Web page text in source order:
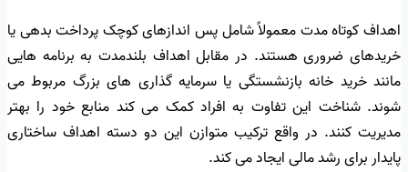
اهداف کوتاه مدت معمولاً شامل پس اندازهای کوچک پرداخت بدهی یا
خریدهای ضروری هستند. در مقابل اهداف بلندمدت به برنامه هایی
مانند خرید خانه بازنشستگی یا سرمایه گذاری های بزرگ مربوط می
شوند. شناخت این تفاوت به افراد کمک می کند منابع خود را بهتر
مدیریت کنند. در واقع ترکیب متوازن این دو دسته اهداف ساختاری
پایدار برای رشد مالی ایجاد می کند.